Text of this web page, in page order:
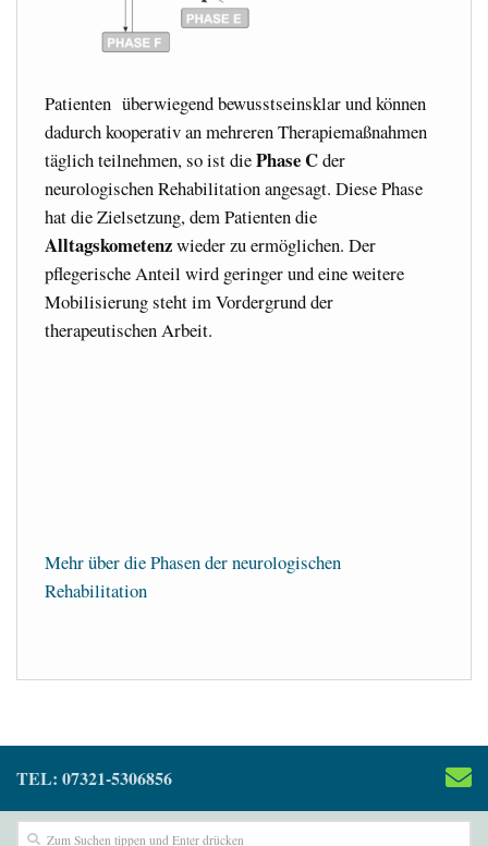
Patienten überwiegend bewusstseinsklar und können
dadurch kooperativ an mehreren Therapiemaßnahmen
täglich teilnehmen, so ist diePhase Cder
neurologischen Rehabilitation angesagt. Diese Phase
hat die Zielsetzung, dem Patienten die
Alltagskometenzwieder zu ermöglichen. Der
pflegerische Anteil wird geringer und eine weitere
Mobilisierung steht im Vordergrund der
therapeutischen Arbeit.
Mehr über die Phasen der neurologischen
Rehabilitation
TEL: 07321-5306856